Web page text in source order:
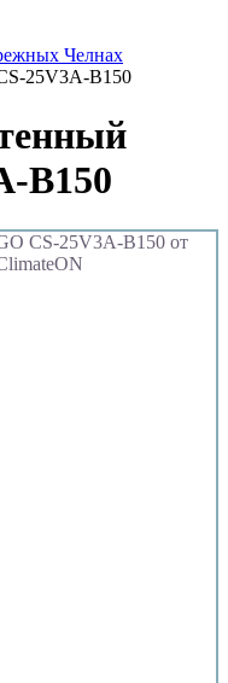
Челнах
25V3A-B150
B150